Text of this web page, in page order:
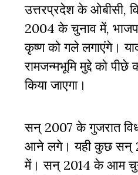
उत्तरप्रदेश के ओबीसी,
2004 के चुनाव में,
कृष्ण को गले लगाएंगे।
रामजन्मभूमि मुद्दे को
किया जाएगा।
सन् 2007 के गुजरात
आने लगे। यही कुछ सन्
में। सन् 2014 के आम